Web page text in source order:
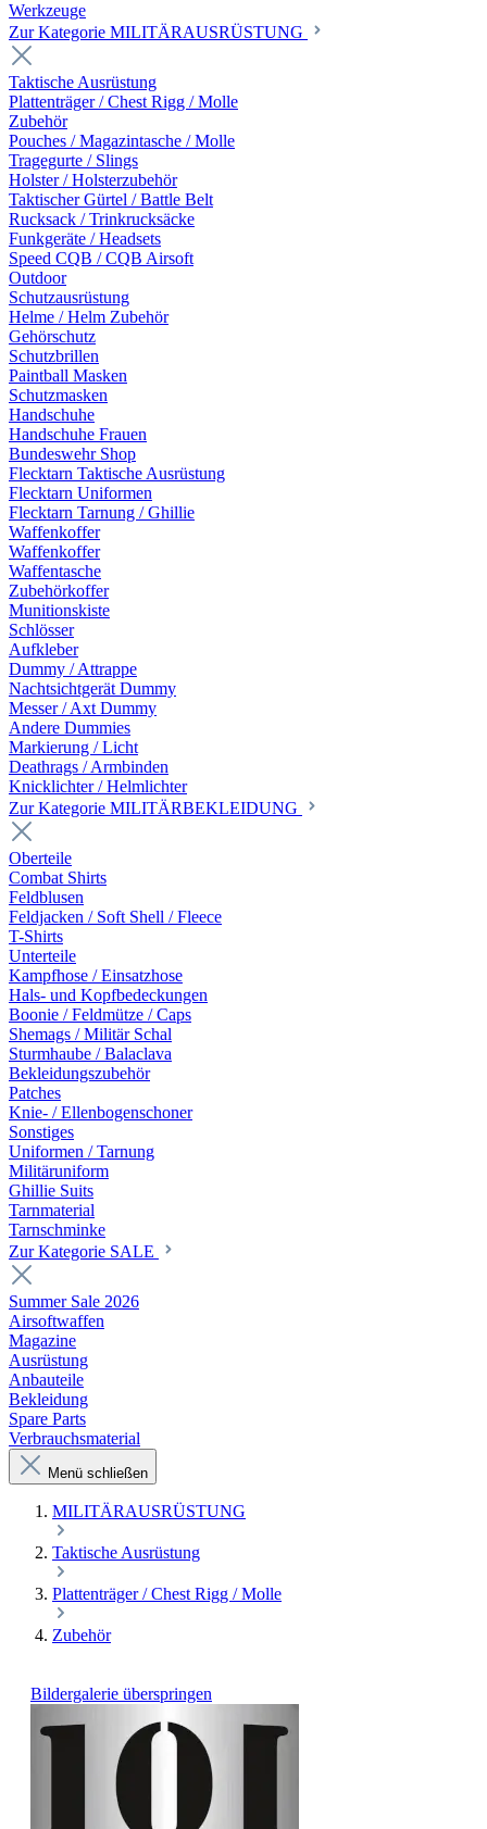
Werkzeuge
Zur Kategorie MILITÄRAUSRÜSTUNG
Taktische Ausrüstung
Plattenträger / Chest Rigg / Molle
Zubehör
Pouches / Magazintasche / Molle
Tragegurte / Slings
Holster / Holsterzubehör
Taktischer Gürtel / Battle Belt
Rucksack / Trinkrucksäcke
Funkgeräte / Headsets
Speed CQB / CQB Airsoft
Outdoor
Schutzausrüstung
Helme / Helm Zubehör
Gehörschutz
Schutzbrillen
Paintball Masken
Schutzmasken
Handschuhe
Handschuhe Frauen
Bundeswehr Shop
Flecktarn Taktische Ausrüstung
Flecktarn Uniformen
Flecktarn Tarnung / Ghillie
Waffenkoffer
Waffenkoffer
Waffentasche
Zubehörkoffer
Munitionskiste
Schlösser
Aufkleber
Dummy / Attrappe
Nachtsichtgerät Dummy
Messer / Axt Dummy
Andere Dummies
Markierung / Licht
Deathrags / Armbinden
Knicklichter / Helmlichter
Zur Kategorie MILITÄRBEKLEIDUNG
Oberteile
Combat Shirts
Feldblusen
Feldjacken / Soft Shell / Fleece
T-Shirts
Unterteile
Kampfhose / Einsatzhose
Hals- und Kopfbedeckungen
Boonie / Feldmütze / Caps
Shemags / Militär Schal
Sturmhaube / Balaclava
Bekleidungszubehör
Patches
Knie- / Ellenbogenschoner
Sonstiges
Uniformen / Tarnung
Militäruniform
Ghillie Suits
Tarnmaterial
Tarnschminke
Zur Kategorie SALE
Summer Sale 2026
Airsoftwaffen
Magazine
Ausrüstung
Anbauteile
Bekleidung
Spare Parts
Verbrauchsmaterial
Menü schließen
MILITÄRAUSRÜSTUNG
Taktische Ausrüstung
Plattenträger / Chest Rigg / Molle
Zubehör
Bildergalerie überspringen